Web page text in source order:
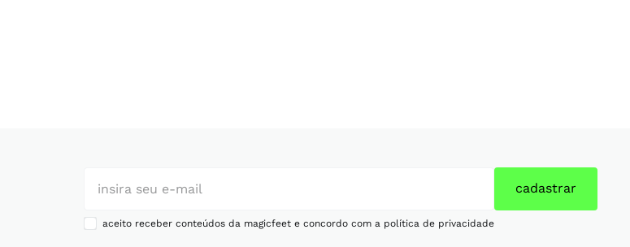
cadastrar
aceito receber conteúdos da magicfeet e concordo com a política de privacidade